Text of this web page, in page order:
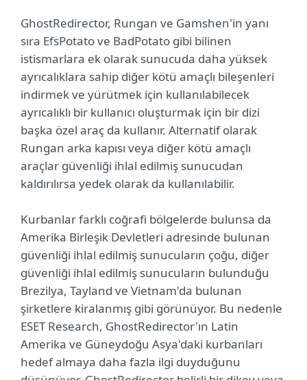
GhostRedirector, Rungan ve Gamshen'in yanı
sıra EfsPotato ve BadPotato gibi bilinen
istismarlara ek olarak sunucuda daha yüksek
ayrıcalıklara sahip diğer kötü amaçlı bileşenleri
indirmek ve yürütmek için kullanılabilecek
ayrıcalıklı bir kullanıcı oluşturmak için bir dizi
başka özel araç da kullanır. Alternatif olarak
Rungan arka kapısı veya diğer kötü amaçlı
araçlar güvenliği ihlal edilmiş sunucudan
kaldırılırsa yedek olarak da kullanılabilir.
Kurbanlar farklı coğrafi bölgelerde bulunsa da
Amerika Birleşik Devletleri adresinde bulunan
güvenliği ihlal edilmiş sunucuların çoğu, diğer
güvenliği ihlal edilmiş sunucuların bulunduğu
Brezilya, Tayland ve Vietnam'da bulunan
şirketlere kiralanmış gibi görünüyor. Bu nedenle
ESET Research, GhostRedirector'ın Latin
Amerika ve Güneydoğu Asya'daki kurbanları
hedef almaya daha fazla ilgi duyduğunu